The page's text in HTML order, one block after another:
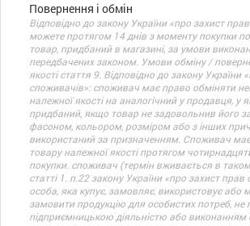
Повернення і обмін
Відповідно до закону України «про захист
можете протягом 14 днів з моменту покупки
товар, придбаний в магазині, за умови
передбачених законом. Умови обміну /
якості стаття 9. Відповідно до закону України
споживачів»: споживач має право обміняти
належної якості на аналогічний у продавця, у
придбаний, якщо товар не задовольнив його
фасоном, кольором, розміром або з інших
використаний за призначенням. Споживач
товару належної якості протягом
покупки. споживач (термін вживається в
статті 1. п.22 закону України «про захист
особа, яка купує, замовляє, використовує або
замовити продукцію для особистих потреб, не
підприємницькою діяльністю або виконанням